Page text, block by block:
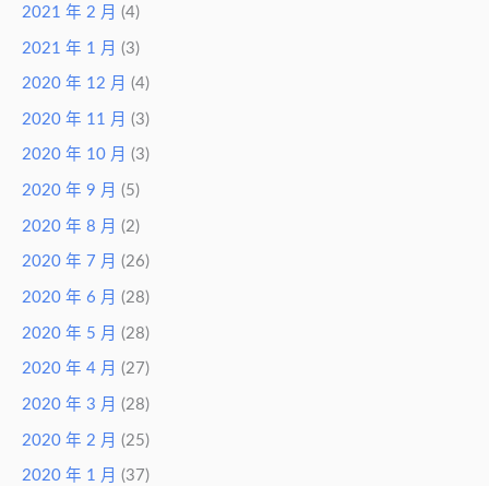
2021 年 2 月 (4)
2021 年 1 月 (3)
2020 年 12 月 (4)
2020 年 11 月 (3)
2020 年 10 月 (3)
2020 年 9 月 (5)
2020 年 8 月 (2)
2020 年 7 月 (26)
2020 年 6 月 (28)
2020 年 5 月 (28)
2020 年 4 月 (27)
2020 年 3 月 (28)
2020 年 2 月 (25)
2020 年 1 月 (37)